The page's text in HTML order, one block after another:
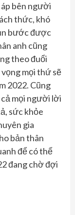
bên người
thức, khó
bước được
anh cũng
theo đuổi
mọi thứ sẽ
2022. Cũng
mọi người lời
sức khỏe
gia
bản thân
để có thể
đang chờ đợi